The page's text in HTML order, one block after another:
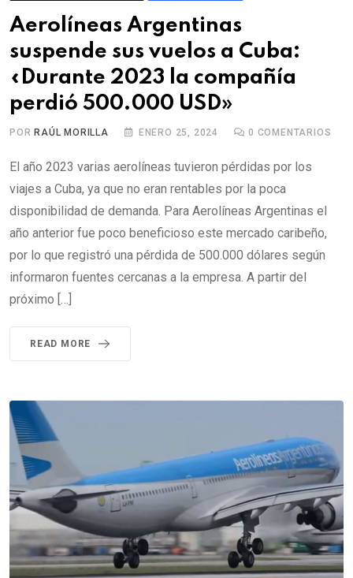
Aerolíneas Argentinas
suspende sus vuelos a Cuba:
«Durante 2023 la compañía
perdió 500.000 USD»
POR RAÚL MORILLA ENERO 25, 2024 0 COMENTARIOS
El año 2023 varias aerolíneas tuvieron pérdidas por los
viajes a Cuba, ya que no eran rentables por la poca
disponibilidad de demanda. Para Aerolíneas Argentinas el
año anterior fue poco beneficioso este mercado caribeño,
por lo que registró una pérdida de 500.000 dólares según
informaron fuentes cercanas a la empresa. A partir del
próximo […]
READ MORE